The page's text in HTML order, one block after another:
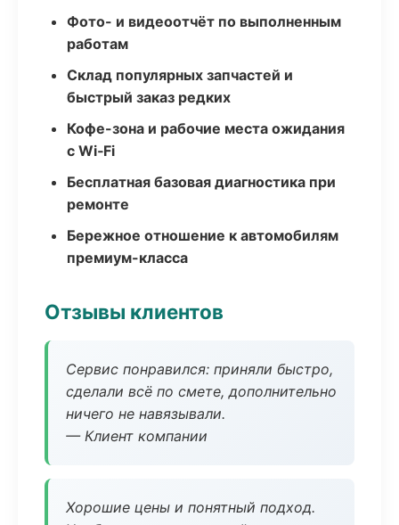
Фото- и видеоотчёт по выполненным
работам
Склад популярных запчастей и
быстрый заказ редких
Кофе-зона и рабочие места ожидания
с Wi‑Fi
Бесплатная базовая диагностика при
ремонте
Бережное отношение к автомобилям
премиум-класса
Отзывы клиентов
Сервис понравился: приняли быстро,
сделали всё по смете, дополнительно
ничего не навязывали.
— Клиент компании
Хорошие цены и понятный подход.